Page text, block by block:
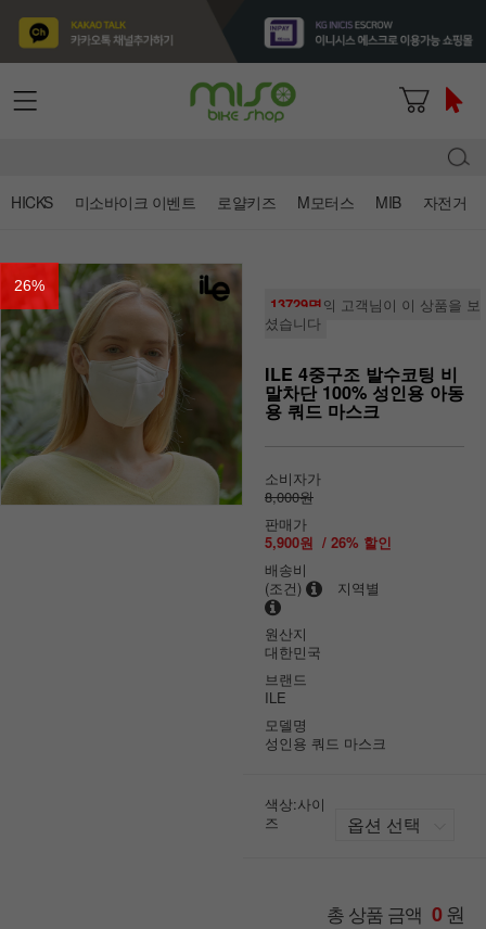
HICKS 미소바이크 이벤트 로얄키즈 M모터스 MIB 자전거
26%
13729명의 고객님이 이 상품을 보
셨습니다
ILE 4중구조 발수코팅 비
말차단 100% 성인용 아동
용 쿼드 마스크
소비자가
8,000원
판매가
5,900원 / 26% 할인
배송비
(조건)
지역별
원산지
대한민국
브랜드
ILE
모델명
성인용 쿼드 마스크
색상:사이
즈
총 상품 금액 0원